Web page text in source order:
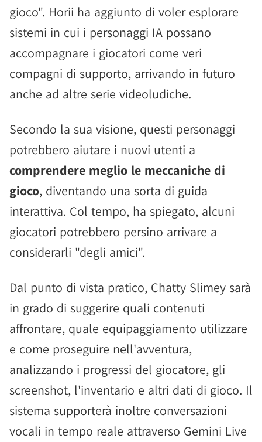
gioco". Horii ha aggiunto di voler esplorare
sistemi in cui i personaggi IA possano
accompagnare i giocatori come veri
compagni di supporto, arrivando in futuro
anche ad altre serie videoludiche.
Secondo la sua visione, questi personaggi
potrebbero aiutare i nuovi utenti a
comprendere meglio le meccaniche di
gioco, diventando una sorta di guida
interattiva. Col tempo, ha spiegato, alcuni
giocatori potrebbero persino arrivare a
considerarli "degli amici".
Dal punto di vista pratico, Chatty Slimey sarà
in grado di suggerire quali contenuti
affrontare, quale equipaggiamento utilizzare
e come proseguire nell'avventura,
analizzando i progressi del giocatore, gli
screenshot, l'inventario e altri dati di gioco. Il
sistema supporterà inoltre conversazioni
vocali in tempo reale attraverso Gemini Live